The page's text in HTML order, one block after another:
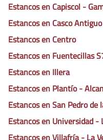
Estancos en Capiscol -
Estancos en Casco Antiguo
Estancos en Centro
Estancos en Fuentecillas
Estancos en Illera
Estancos en Plantío -
Estancos en San Pedro de
Estancos en Universidad -
Estancos en Villafría - La